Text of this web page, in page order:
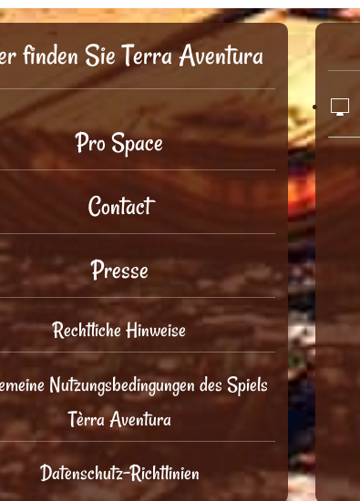
finden Sie Terra Aventura
Pro Space
Contact
Presse
Rechtliche Hinweise
Nutzungsbedingungen des Spiels
Tèrra Aventura
Datenschutz-Richtlinien